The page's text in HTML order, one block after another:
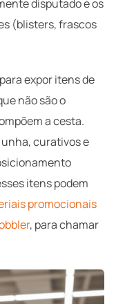
disputado e os
(blisters, frascos
expor itens de
não são o
a cesta.
curativos e
itens podem
promocionais
, para chamar